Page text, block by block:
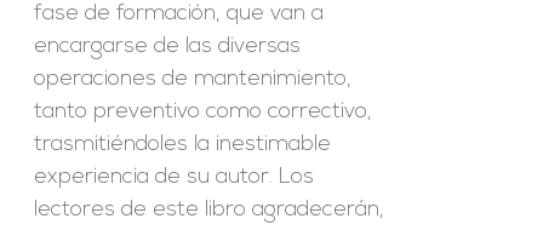
fase de formación, que van a
encargarse de las diversas
operaciones de mantenimiento,
tanto preventivo como correctivo,
trasmitiéndoles la inestimable
experiencia de su autor. Los
lectores de este libro agradecerán,